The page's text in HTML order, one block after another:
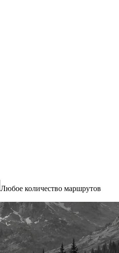
Любое количество маршрутов